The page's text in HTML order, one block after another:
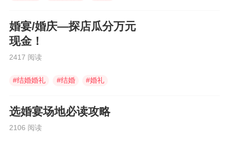
婚宴/婚庆—探店瓜分万元
现金！
2417 阅读
#结婚婚礼 #结婚 #婚礼
选婚宴场地必读攻略
2106 阅读